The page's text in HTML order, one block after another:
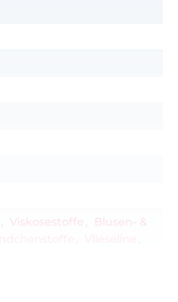
Viskosestoffe
Blusen- &